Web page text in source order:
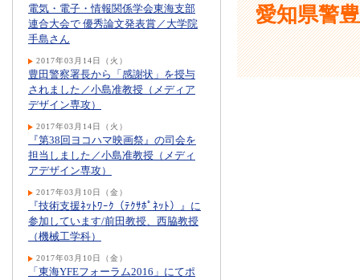
愛知県警
電気・電子・情報関係学会東海支部
連合大会で 優秀論文発表賞／大学院
手島さん
2017年03月14日（火）
豊田警察署長から「感謝状」を授与
されました／小島准教授（メディア
デザイン専攻）
2017年03月14日（火）
『第38回ヨコハマ映画祭』の司会を
担当しました／小島准教授（メディ
アデザイン専攻）
2017年03月10日（金）
『技術支援ﾈｯﾄﾜｰｸ（ﾃｸｻﾎﾟﾈｯﾄ）』に
参加しています/前田教授、西脇教授
（機械工学科）
2017年03月10日（金）
「東海YFEフォーラム2016」にてポ